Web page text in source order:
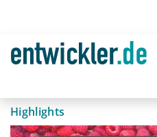
Highlights